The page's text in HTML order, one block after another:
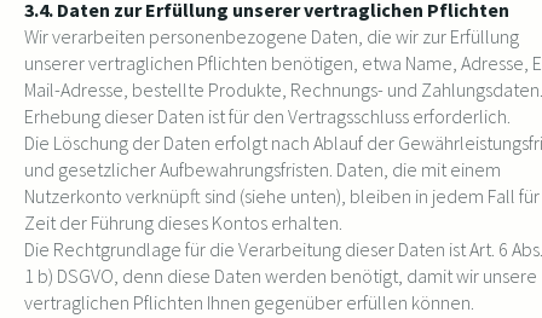
3.4. Daten zur Erfüllung unserer vertraglichen Pflichten
Wir verarbeiten personenbezogene Daten, die wir zur Erfüllung
unserer vertraglichen Pflichten benötigen, etwa Name, Adresse,
Mail-Adresse, bestellte Produkte, Rechnungs- und
Erhebung dieser Daten ist für den Vertragsschluss erforderlich.
Die Löschung der Daten erfolgt nach Ablauf der
und gesetzlicher Aufbewahrungsfristen. Daten, die mit einem
Nutzerkonto verknüpft sind (siehe unten), bleiben in jedem Fall
Zeit der Führung dieses Kontos erhalten.
Die Rechtgrundlage für die Verarbeitung dieser Daten ist Art. 6
1 b) DSGVO, denn diese Daten werden benötigt, damit wir unsere
vertraglichen Pflichten Ihnen gegenüber erfüllen können.